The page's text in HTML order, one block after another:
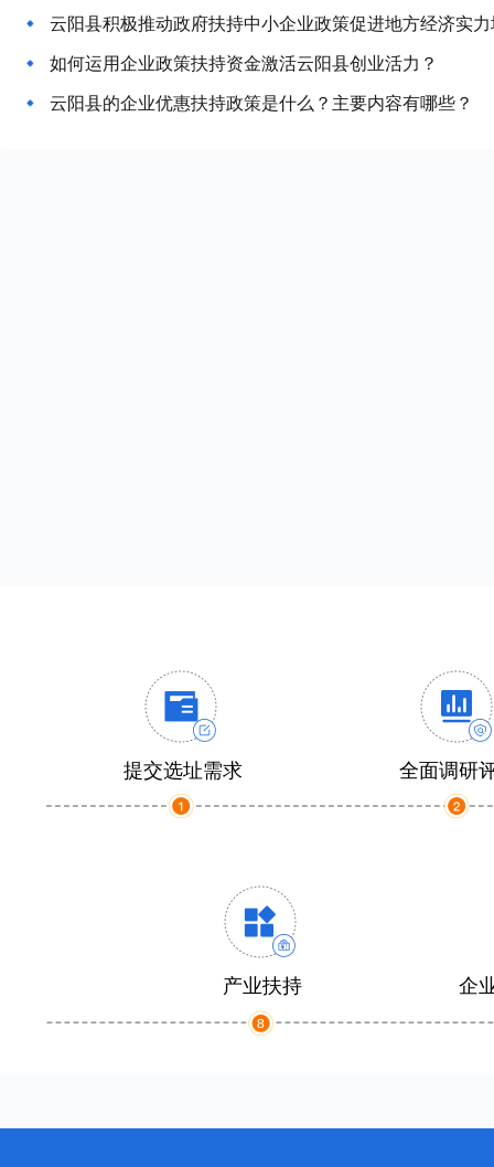
云阳县积极推动政府扶持中小企业政策促进地方经济实
如何运用企业政策扶持资金激活云阳县创业活力？
云阳县的企业优惠扶持政策是什么？主要内容有哪些？
提交选址需求 全面调研
产业扶持 企